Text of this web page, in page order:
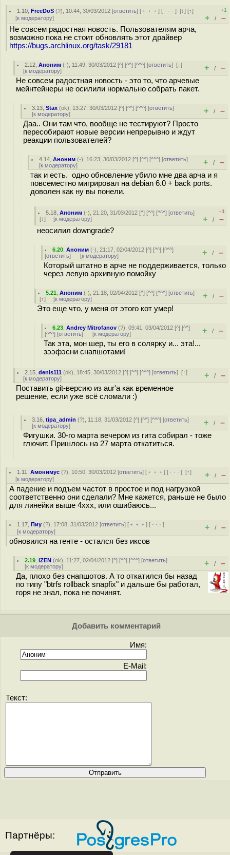
1.10 ,FreeDoS (?), 10:44, 30/03/2012 [ответить] [ ﹢﹢﹢] [ · · ·][↓] [↑]
[к модератору]
+1
+ / –
Не совсем радостная новость. Пользователям арча,
возможно пока не стоит обновлять этот драйвер
https://bugs.archlinux.org/task/29181
2.12 ,Аноним (-), 11:49, 30/03/2012 [^] [^^] [^^^] [ответить][↓]
[к модератору] + / –
Не совсем радостная новость - это то, что арчевые
мейнтейнеры не осилили нормально собрать пакет.
3.13 ,Stax (ok), 13:27, 30/03/2012 [^] [^^] [^^^] [ответить]
[к модератору] + / –
Даа.. Они там что, вообще не тестируют? Просто
пересобирают новые версии непрерывно и ждут
реакции пользователей?
4.14 ,Аноним (-), 16:23, 30/03/2012 [^] [^^] [^^^] [ответить]
[к модератору] + / –
так и есть. одно обновление убило мне два арча и я
повсеместно мигрировал на debian 6.0 + back ports.
доволен как ну вы понели.
5.18 ,Аноним (-), 21:20, 31/03/2012 [^] [^^] [^^^] [ответить]
[↓] [к модератору]
–1
+ / –
неосилил downgrade?
6.20 ,Аноним (-), 21:17, 02/04/2012 [^] [^^] [^^^]
[ответить] [к модератору] + / –
Который штатно в арче не поддерживается, только
через левую архивную помойку
5.21 ,Аноним (-), 21:18, 02/04/2012 [^] [^^] [^^^] [ответить]
[↑] [к модератору] + / –
Это еще что, у меня от этого кот умер!
6.23 ,Andrey Mitrofanov (?), 09:41, 03/04/2012 [^] [^^]
[^^^] [ответить] [к модератору] + / –
Так эта, мон шер, ты его в солярку и... эта!...
зээфэсни снапшотами!
2.15 ,denis111 (ok), 18:45, 30/03/2012 [^] [^^] [^^^] [ответить][↑]
[к модератору] + / –
Поставить git-версию из aur'а как временное
решение, если уже всё сломали :)
3.16 ,tipa_admin (?), 11:18, 31/03/2012 [^] [^^] [^^^] [ответить]
[к модератору] + / –
Фигушки. 30-го марта вечером из гита собирал - тоже
глючит. Пришлось на 27 марта откатиться.
1.11 ,Амонимус (?), 10:50, 30/03/2012 [ответить] [ ﹢﹢﹢] [ · · ·][↑]
[к модератору] + / –
А падение и подъем частот в простое и под нагрузкой
соответственно они сделали? Мне кажется, раньше не было
для линейки выше 4ххх, или ошибаюсь...
1.17 ,Пиу (?), 17:08, 31/03/2012 [ответить] [ ﹢﹢﹢] [ · · ·]
[к модератору] + / –
обновился на генте - остался без иксов
2.19 ,iZEN (ok), 11:27, 02/04/2012 [^] [^^] [^^^] [ответить]
[к модератору] + / –
Да, плохо без снапшотов. А то откатился бы назад
по типу "btrfs rollback snapfix" и дальше бы работал,
горя не знал, пока не починят.
Добавить комментарий
Имя:
E-Mail:
Текст:
Партнёры: